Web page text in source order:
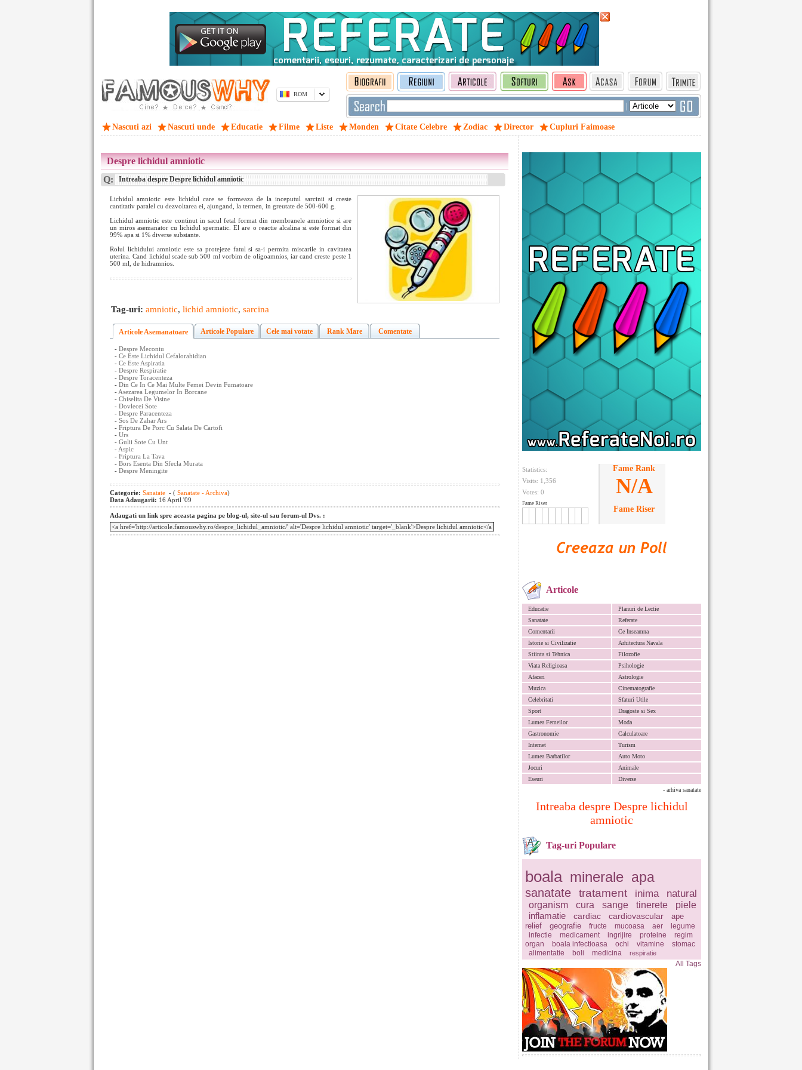
ROM
|
Nascuti azi Nascuti unde Educatie Filme Liste Monden Citate Celebre Zodiac Director Cupluri Faimoase
Statistics:
Visits: 1,356
Votes: 0
Fame Riser
Fame Rank
N/A
Fame Riser
Articole
Educatie
Planuri de Lectie
Sanatate
Referate
Comentarii
Ce Inseamna
Istorie si Civilizatie
Arhitectura Navala
Stiinta si Tehnica
Filozofie
Viata Religioasa
Psihologie
Afaceri
Astrologie
Muzica
Cinematografie
Celebritati
Sfaturi Utile
Sport
Dragoste si Sex
Lumea Femeilor
Moda
Gastronomie
Calculatoare
Internet
Turism
Lumea Barbatilor
Auto Moto
Jocuri
Animale
Eseuri
Diverse
- arhiva sanatate
Intreaba despre Despre lichidul
amniotic
Tag-uri Populare
boala minerale apa
sanatate tratament inima natural
organism cura sange tinerete
piele
inflamatie
cardiac cardiovascular
ape
relief
geografie fructe mucoasa aer
legume
infectie
medicament ingrijire proteine
regim
organ
boala infectioasa ochi vitamine
stomac
alimentatie
boli medicina respiratie
All Tags
Despre lichidul amniotic
Q: Intreaba despre Despre lichidul amniotic
Lichidul amniotic este lichidul care se formeaza de la inceputul sarcinii si creste
cantitativ paralel cu dezvoltarea ei, ajungand, la termen, in greutate de 500-600 g.
Lichidul amniotic este continut in sacul fetal format din membranele amniotice si are
un miros asemanator cu lichidul spermatic. El are o reactie alcalina si este format din
99% apa si 1% diverse substante.
Rolul lichidului amniotic este sa protejeze fatul si sa-i permita miscarile in cavitatea
uterina. Cand lichidul scade sub 500 ml vorbim de oligoamnios, iar cand creste peste 1
500 ml, de hidramnios.
Tag-uri: amniotic, lichid amniotic, sarcina
Articole Asemanatoare Articole Populare Cele mai votate Rank Mare Comentate
- Despre Meconiu
- Ce Este Lichidul Cefalorahidian
- Ce Este Aspiratia
- Despre Respiratie
- Despre Toracenteza
- Din Ce In Ce Mai Multe Femei Devin Fumatoare
- Asezarea Legumelor In Borcane
- Chiselita De Visine
- Dovlecei Sote
- Despre Paracenteza
- Sos De Zahar Ars
- Friptura De Porc Cu Salata De Cartofi
- Urs
- Gulii Sote Cu Unt
- Aspic
- Friptura La Tava
- Bors Esenta Din Sfecla Murata
- Despre Meningite
Categorie: Sanatate - ( Sanatate - Archiva)
Data Adaugarii: 16 April '09
Adaugati un link spre aceasta pagina pe blog-ul, site-ul sau forum-ul Dvs. :